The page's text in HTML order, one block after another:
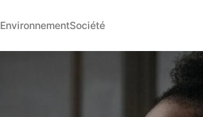
EnvironnementSociété